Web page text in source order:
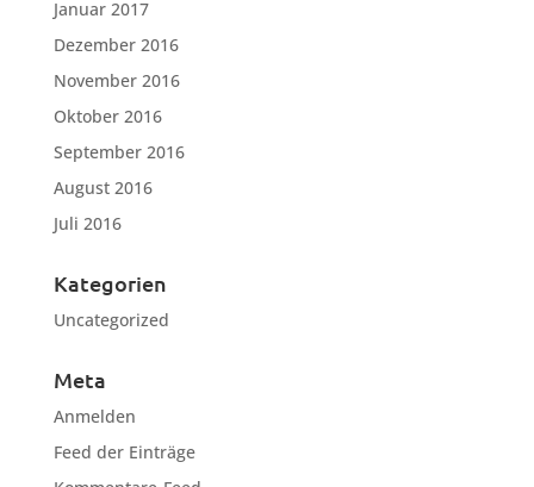
Januar 2017
Dezember 2016
November 2016
Oktober 2016
September 2016
August 2016
Juli 2016
Kategorien
Uncategorized
Meta
Anmelden
Feed der Einträge